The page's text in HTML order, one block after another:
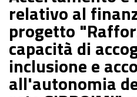
relativo al
progetto
capacità di
inclusione e
all'autonomia